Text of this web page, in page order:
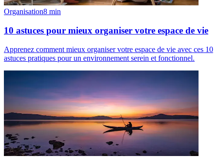
Organisation8 min
10 astuces pour mieux organiser votre espace de vie
Apprenez comment mieux organiser votre espace de vie avec ces 10
astuces pratiques pour un environnement serein et fonctionnel.